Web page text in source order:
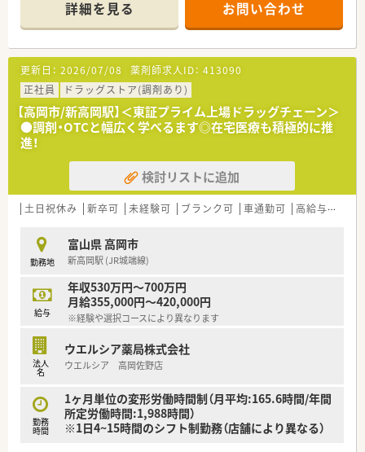
■経験や勤務コースによりますが、経験の少ない方でも500万前
半スタートと業界TOP水準！
■職種や職域に合わせ、豊富な社内研修や外部組織と連携した研
修を用意されています
■薬剤師が中心の会社だからこそ活躍できるキャリアパスが多
種多様に用意されています。
■店舗拡大に伴い、エリアマネジャーや営業部長等のマネジメン
トのポジションも増えます。
■在宅や教育等の専門性を活かせるスペシャリストを目指すこ
■その他にも、管理部門や商品部門等の本社スタッフなど活動領
域は多種多様です。
■在宅実施店舗は年々増加しており、在宅医療へもしっかりと関
わる事ができます。
時短勤務ができるよう変更予定です。
■年間休日が120日とワークライフバランスが整っています
■日用品から常備薬まで、従業員割引制度など嬉しいメリットも
たくさんあります！
詳細を見る お問い合わせ
更新日： 2026/07/08 薬剤師求人ID： 413090
正社員
ドラッグストア(調剤あり)
【高岡市/新高岡駅】＜東証プライム上場ドラッグチェーン＞
●調剤・OTCと幅広く学べるます◎在宅医療も積極的に推
進！
検討リストに追加
土日祝休み 新卒可 未経験可 ブランク可 車通勤可 高給与(600万円以上)
勤務地
富山県 高岡市
新高岡駅 (JR城端線)
給与
年収530万円～700万円
月給355,000円～420,000円
※経験や選択コースにより異なります
法人
名
ウエルシア薬局株式会社
ウエルシア 高岡佐野店
勤務
時間
1ヶ月単位の変形労働時間制（月平均:165.6時間/年間
所定労働時間:1,988時間）
※1日4~15時間のシフト制勤務（店舗により異なる）